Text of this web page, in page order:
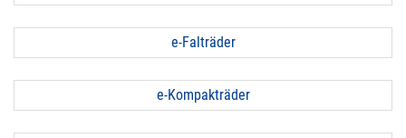
e-Falträder
e-Kompakträder